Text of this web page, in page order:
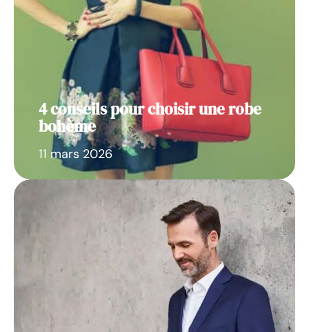
4 conseils pour choisir une robe
bohème
11 mars 2026